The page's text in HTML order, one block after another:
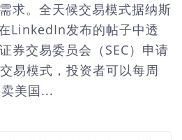
求。全天候交易模式据纳斯
LinkedIn发布的帖子中透
券交易委员会（SEC）申请
易模式，投资者可以每周
美国...